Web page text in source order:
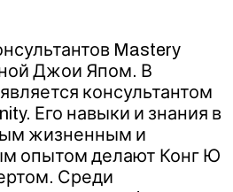
Mastery
Джои Япом. В
консультантом
Его навыки и знания в
жизненным и
опытом делают Конг Ю
Среди